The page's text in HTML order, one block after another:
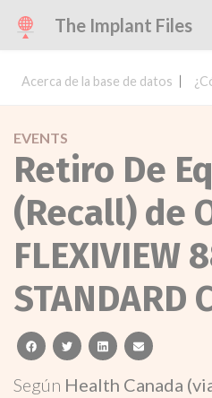
The Implant Files
Acerca de la base de datos
EVENTS
Retiro De
(Recall) de
FLEXIVIEW
STANDARD
facebooktwitterlinkedinemail
Según Health Canada